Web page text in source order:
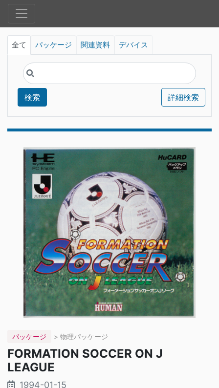
全て パッケージ 関連資料 デバイス
検索 詳細検索
パッケージ > 物理パッケージ
FORMATION SOCCER ON J
LEAGUE
1994-01-15